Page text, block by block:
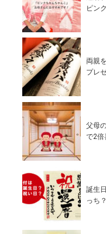
ピン
両親
プレ
父母
で2倍
誕生
っち